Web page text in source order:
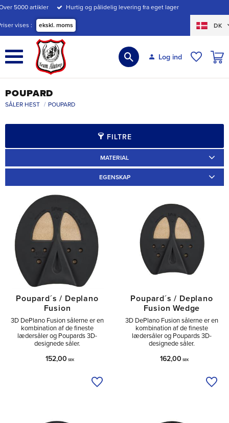
Menu
5000 artikler Hurtig og pålidelig levering fra eget lager
vises ekskl. moms DK
Log ind
POUPARD
SÅLER HEST POUPARD
FILTRE
MATERIAL
EGENSKAP
Kil 3
Poupard´s / Deplano
Fusion
3D DePlano Fusion sålerne er en
kombination af de fineste
lædersåler og Poupards 3D-
designede såler.
152,00 SEK
Tilføj til ønskeliste
Poupard´s / Deplano
Fusion Wedge
3D DePlano Fusion sålerne er en
kombination af de fineste
lædersåler og Poupards 3D-
designede såler.
162,00 SEK